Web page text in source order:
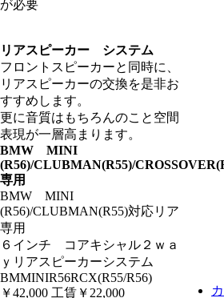
が必要
リアスピーカー システム
フロントスピーカーと同時に、
リアスピーカーの交換を是非お
すすめします。
更に音質はもちろんのこと空間
表現が一層高まります。
BMW MINI
(R56)/CLUBMAN(R55)/
専用
BMW MINI
(R56)/CLUBMAN(R55)対応リア
専用
６インチ コアキシャル２ｗａ
ｙリアスピーカーシステム
BMMINIR56RCX(R55/R56)
￥42,000 工賃￥22,000